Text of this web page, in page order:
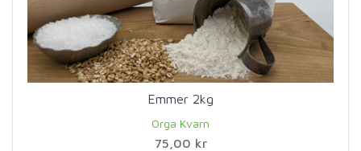
Emmer 2kg
Orga Kvarn
75,00 kr